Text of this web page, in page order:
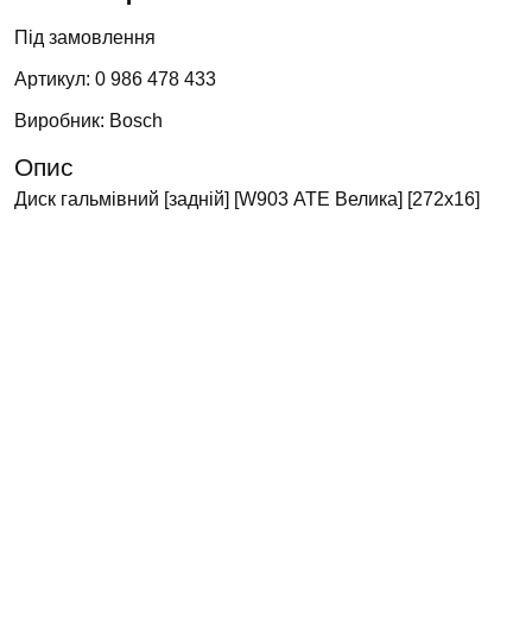
Під замовлення
Артикул: 0 986 478 433
Виробник: Bosch
Опис
Диск гальмівний [задній] [W903 АТЕ Велика] [272х16]